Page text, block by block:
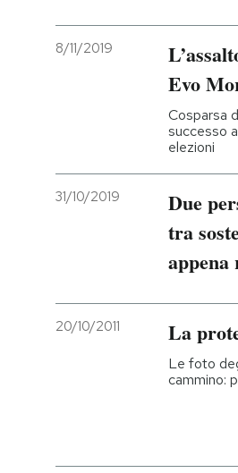
AREA PERSONALE
8/11/2019
Evo
Cosparsa
successo
elezioni
31/10/2019
Due
tra
20/10/2011 La
Le foto
cammino: